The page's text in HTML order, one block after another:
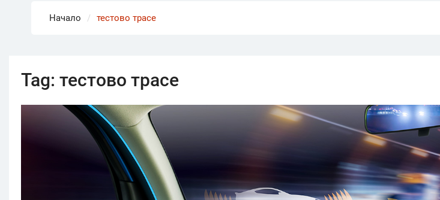
Начало тестово трасе
Tag: тестово трасе